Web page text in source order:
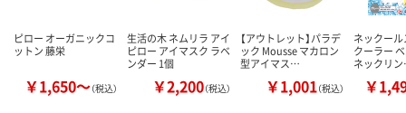
ピロー オーガニックコ
ットン 藤栄
￥1,650～（税込）
生活の木 ネムリラ アイ
ピロー アイマスク ラベ
ンダー 1個
￥2,200（税込）
【アウトレット】パラデ
ック Mousse マカロン
型アイマス…
￥1,001（税込）
ネックー
クーラー
ネックリ
￥